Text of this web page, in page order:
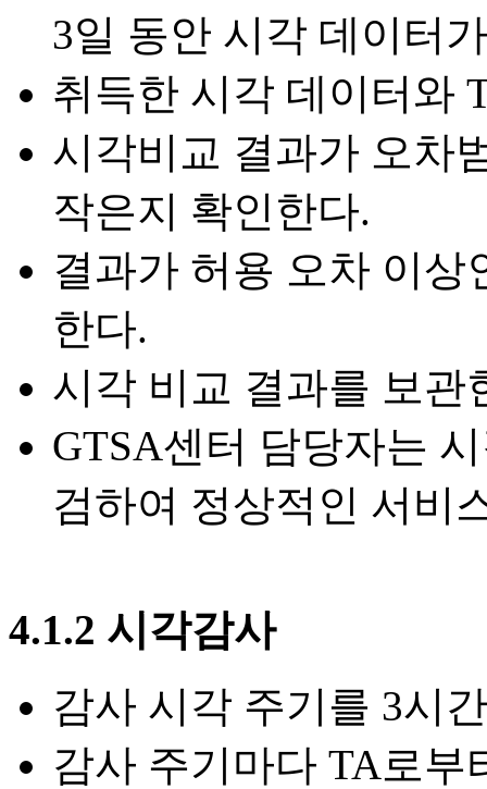
3일 동안 시각 데이터
취득한 시각 데이터와
시각비교 결과가 오차
작은지 확인한다.
결과가 허용 오차 이
한다.
시각 비교 결과를 보관
GTSA센터 담당자는
검하여 정상적인 서비
4.1.2 시각감사
감사 시각 주기를 3시
감사 주기마다 TA로부